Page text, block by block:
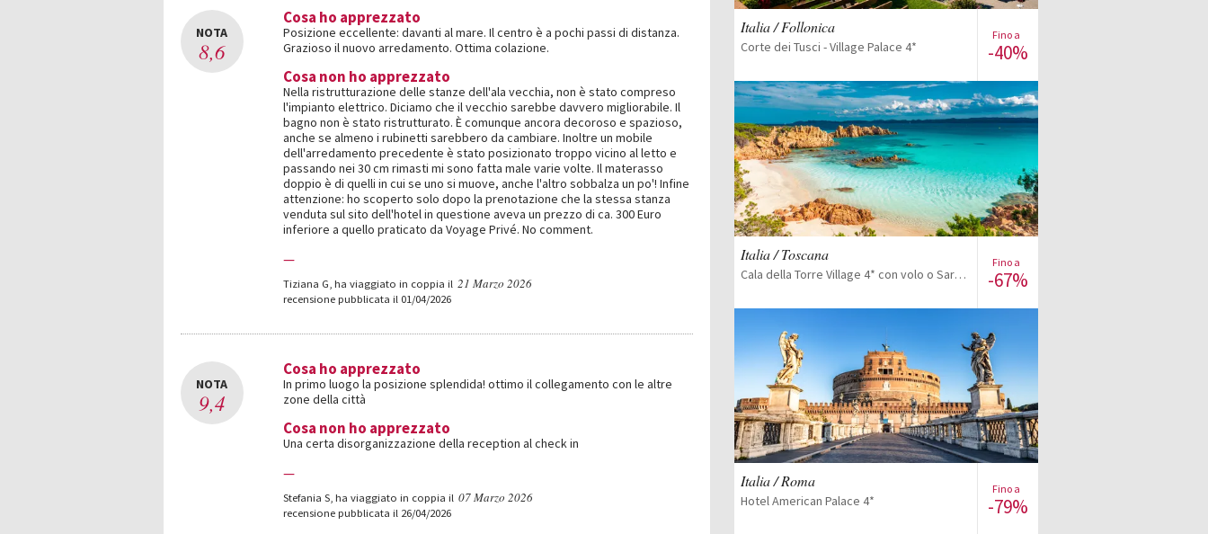
NOTA
8,6
Cosa ho apprezzato
Posizione eccellente: davanti al mare. Il centro è a pochi passi di distanza.
Grazioso il nuovo arredamento. Ottima colazione.
Cosa non ho apprezzato
Nella ristrutturazione delle stanze dell'ala vecchia, non è stato compreso
l'impianto elettrico. Diciamo che il vecchio sarebbe davvero migliorabile. Il
bagno non è stato ristrutturato. È comunque ancora decoroso e spazioso,
anche se almeno i rubinetti sarebbero da cambiare. Inoltre un mobile
dell'arredamento precedente è stato posizionato troppo vicino al letto e
passando nei 30 cm rimasti mi sono fatta male varie volte. Il materasso
doppio è di quelli in cui se uno si muove, anche l'altro sobbalza un po'! Infine
attenzione: ho scoperto solo dopo la prenotazione che la stessa stanza
venduta sul sito dell'hotel in questione aveva un prezzo di ca. 300 Euro
inferiore a quello praticato da Voyage Privé. No comment.
—
Tiziana G ha viaggiato in coppia il 21 Marzo 2026
recensione pubblicata il 01/04/2026
NOTA
9,4
Cosa ho apprezzato
In primo luogo la posizione splendida! ottimo il collegamento con le altre
zone della città
Cosa non ho apprezzato
Una certa disorganizzazione della reception al check in
—
Stefania S, ha viaggiato in coppia il 07 Marzo 2026
recensione pubblicata il 26/04/2026
Italia / Follonica
Corte dei Tusci - Village Palace 4*
Fino a
-40%
Visualizza l'offerta
Italia / Toscana
Cala della Torre Village 4* con volo o Sardinia Ferries
Fino a
-67%
Visualizza l'offerta
Italia / Roma
Hotel American Palace 4*
Fino a
-79%